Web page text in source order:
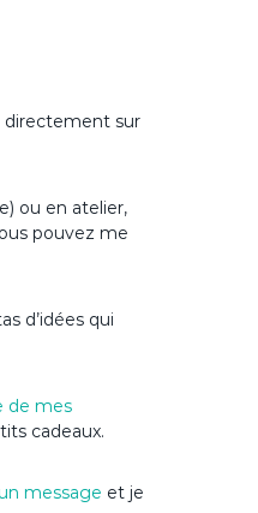
directement sur
ou en atelier,
pouvez me
d’idées qui
de mes
cadeaux.
message et je